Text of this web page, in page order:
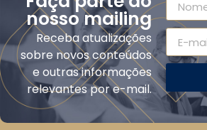
nosso mailing
Receba atualizações
sobre novos conteúdos
e outras informações
relevantes por e-mail.